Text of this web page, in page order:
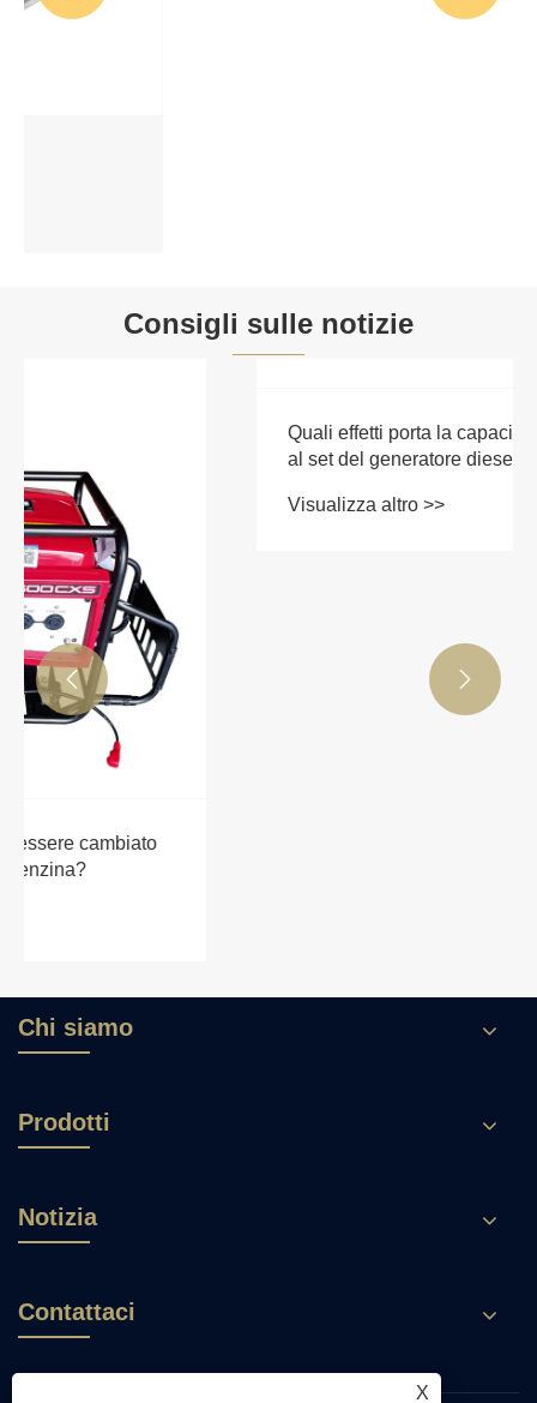
Consigli sulle notizie
Quali effetti porta la capacità di carico ridotta
al set del generatore diesel?
 
Chi siamo
Prodotti
Notizia
Contattaci
X